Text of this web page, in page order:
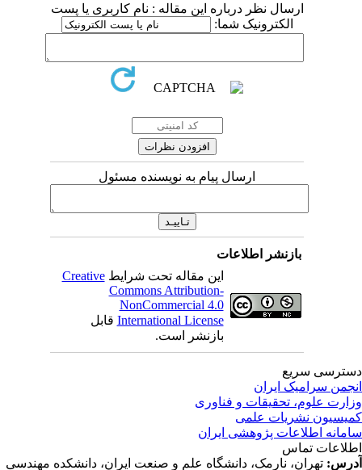
ارسال نظر درباره این مقاله : نام کاربری یا پست
الکترونیک شما:
ارسال پیام به نویسنده مسئول
بازنشر اطلاعات
این مقاله تحت شرایطCreative
Commons Attribution-
NonCommercial 4.0
International Licenseقابل
بازنشر است.
سریع
سرامیک ایران
علوم، تحقیقات و فناوری
نشریات علمی
اطلاعات پژوهشی ایران
تماس
تهران، نارمک، دانشگاه علم و صنعت ایران، دانشکده مهندسی